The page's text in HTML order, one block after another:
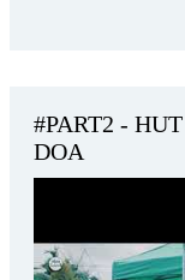
#PART2 -
DOA